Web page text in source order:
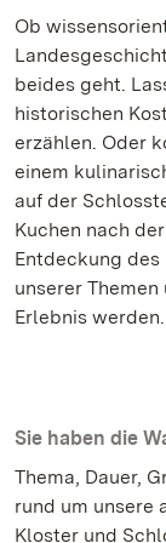
Ob
beides geht.
historischen
erzählen. Oder
einem
auf der
Kuchen nach
Entdeckung des
unserer
Erlebnis werden.
Sie haben die
Thema, Dauer,
rund um unsere
Kloster und